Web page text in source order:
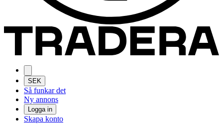
SEK
Så funkar det
Ny annons
Logga in
Skapa konto